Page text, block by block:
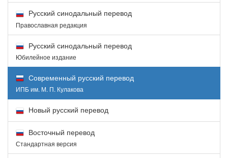
Русский синодальный перевод
Православная редакция
Русский синодальный перевод
Юбилейное издание
Современный русский перевод
ИПБ им. М. П. Кулакова
Новый русский перевод
Восточный перевод
Стандартная версия